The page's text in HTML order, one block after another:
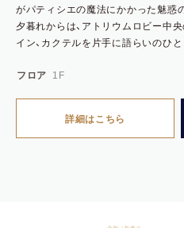
がパティシエの魔法にかかった魅惑
夕暮れからは、アトリウムロビー中
イン、カクテルを片手に語らいのひと
フロア 1F
詳細はこちら